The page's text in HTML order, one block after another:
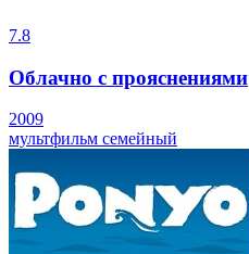
7.8
Облачно с прояснениями
2009
мультфильм семейный